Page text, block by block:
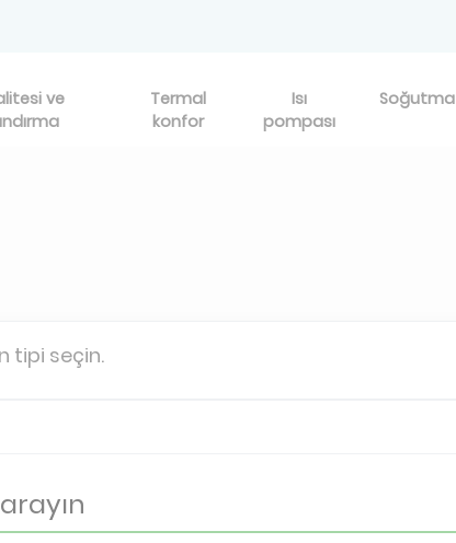
ve
Termal
konfor
Isı
pompası
Soğutma
tipi seçin.